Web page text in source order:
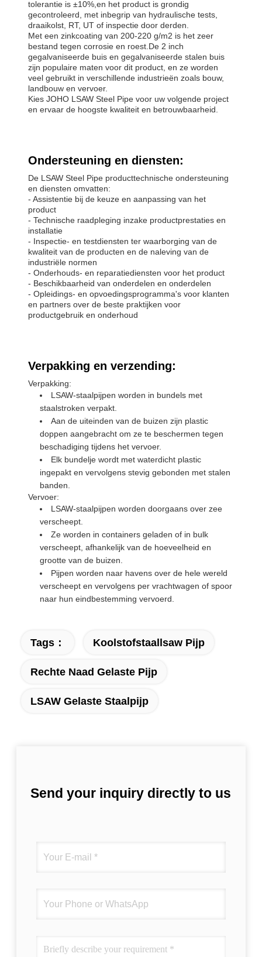
tolerantie is ±10%,en het product is grondig
gecontroleerd, met inbegrip van hydraulische tests,
draaikolst, RT, UT of inspectie door derden.
Met een zinkcoating van 200-220 g/m2 is het zeer
bestand tegen corrosie en roest.De 2 inch
gegalvaniseerde buis en gegalvaniseerde stalen buis
zijn populaire maten voor dit product, en ze worden
veel gebruikt in verschillende industrieën zoals bouw,
landbouw en vervoer.
Kies JOHO LSAW Steel Pipe voor uw volgende project
en ervaar de hoogste kwaliteit en betrouwbaarheid.
Ondersteuning en diensten:
De LSAW Steel Pipe producttechnische ondersteuning
en diensten omvatten:
- Assistentie bij de keuze en aanpassing van het
product
- Technische raadpleging inzake productprestaties en
installatie
- Inspectie- en testdiensten ter waarborging van de
kwaliteit van de producten en de naleving van de
industriële normen
- Onderhouds- en reparatiediensten voor het product
- Beschikbaarheid van onderdelen en onderdelen
- Opleidings- en opvoedingsprogramma's voor klanten
en partners over de beste praktijken voor
productgebruik en onderhoud
Verpakking en verzending:
Verpakking:
LSAW-staalpijpen worden in bundels met
staalstroken verpakt.
Aan de uiteinden van de buizen zijn plastic
doppen aangebracht om ze te beschermen tegen
beschadiging tijdens het vervoer.
Elk bundelje wordt met waterdicht plastic
ingepakt en vervolgens stevig gebonden met stalen
banden.
Vervoer:
LSAW-staalpijpen worden doorgaans over zee
verscheept.
Ze worden in containers geladen of in bulk
verscheept, afhankelijk van de hoeveelheid en
grootte van de buizen.
Pijpen worden naar havens over de hele wereld
verscheept en vervolgens per vrachtwagen of spoor
naar hun eindbestemming vervoerd.
Tags： Koolstofstaallsaw Pijp
Rechte Naad Gelaste Pijp
LSAW Gelaste Staalpijp
Send your inquiry directly to us